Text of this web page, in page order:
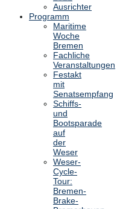
Ausrichter
Programm
Maritime
Woche
Bremen
Fachliche
Veranstaltungen
Festakt
mit
Senatsempfang
Schiffs-
und
Bootsparade
auf
der
Weser
Weser-
Cycle-
Tour:
Bremen-
Brake-